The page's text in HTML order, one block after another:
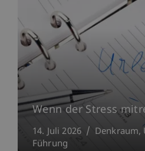
Wenn der Stress
14. Juli 2026 Denkraum
Führung